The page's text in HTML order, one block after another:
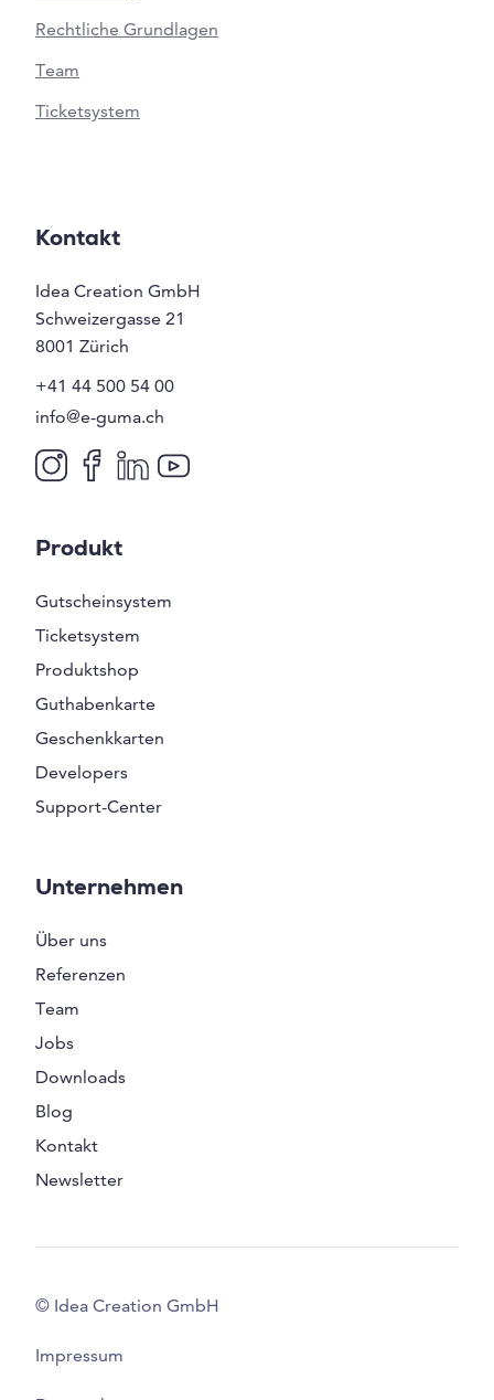
Rechtliche Grundlagen
Team
Ticketsystem
Kontakt
Idea Creation GmbH
Schweizergasse 21
8001 Zürich
+41 44 500 54 00
info@e-guma.ch
Produkt
Gutscheinsystem
Ticketsystem
Produktshop
Guthabenkarte
Geschenkkarten
Developers
Support-Center
Unternehmen
Über uns
Referenzen
Team
Jobs
Downloads
Blog
Kontakt
Newsletter
© Idea Creation GmbH
Impressum